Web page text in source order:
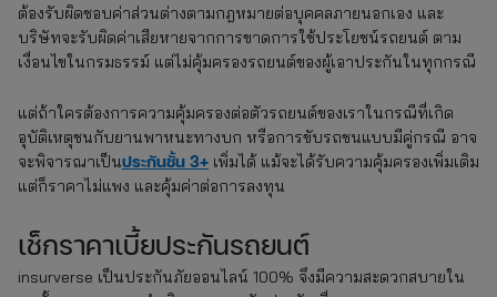
ต้องรับผิดชอบค่าส่วนต่างตามกฎหมายต่อบุคคลภายนอกเอง และ
บริษัทจะรับผิดค่าเสียหายจากการขาดการใช้ประโยชน์รถยนต์ ตาม
เงื่อนไขในกรมธรรม์ แต่ไม่คุ้มครองรถยนต์ของผู้เอาประกันในทุกกรณี
แต่ถ้าใครต้องการความคุ้มครองต่อตัวรถยนต์ของเราในกรณีที่เกิด
อุบัติเหตุชนกับยานพาหนะทางบก หรือการขับรถชนแบบมีคู่กรณี อาจ
จะพิจารณาเป็นประกันชั้น 3+ เพิ่มได้ แม้จะได้รับความคุ้มครองเพิ่มเติม
แต่ก็ราคาไม่แพง และคุ้มค่าต่อการลงทุน
เช็กราคาเบี้ยประกันรถยนต์
insurverse เป็นประกันภัยออนไลน์ 100% จึงมีความสะดวกสบายใน